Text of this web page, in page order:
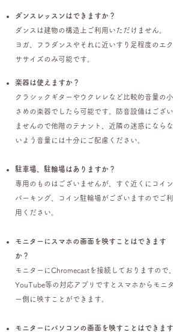
ダンスレッスンはできますか？
ダンスは建物の構造上ご利用いただけません。
ヨガ、フラダンスやそれに近いすり足程度のエク
ササイズのみ可能です。
楽器は使えますか？
クラシックギターやウクレレなど比較的音量の小
さめの楽器でしたら可能です。 防音設備はござい
ませんので他階のテナント、近隣の迷惑にならな
いよう音量には十分にご配慮ください。
駐車場、駐輪場はありますか？
専用のものはございませんが、 すぐ近くにコイン
パーキング、コイン駐輪場がございますのでご利
用ください。
モニターにスマホの画面を映すこと はできます
か？
モニターにChromecastを接続しておりますので、
YouTube等の対応アプリですとスマホからモニタ
ー側に映すことができます。
モニターにパソコンの画面を映すこと はできます